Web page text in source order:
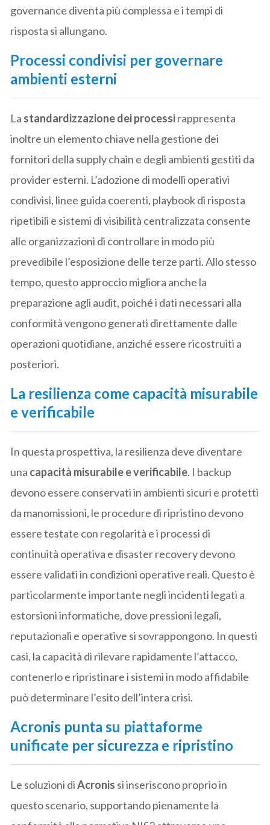
governance diventa più complessa e i tempi di
risposta si allungano.
Processi condivisi per governare
ambienti esterni
La standardizzazione dei processirappresenta
inoltre un elemento chiave nella gestione dei
fornitori della supply chain e degli ambienti gestiti da
provider esterni. L’adozione di modelli operativi
condivisi, linee guida coerenti, playbook di risposta
ripetibili e sistemi di visibilità centralizzata consente
alle organizzazioni di controllare in modo più
prevedibile l’esposizione delle terze parti. Allo stesso
tempo, questo approccio migliora anche la
preparazione agli audit, poiché i dati necessari alla
conformità vengono generati direttamente dalle
operazioni quotidiane, anziché essere ricostruiti a
posteriori.
La resilienza come capacità misurabile
e verificabile
In questa prospettiva, la resilienza deve diventare
una capacità misurabile e verificabile. I backup
devono essere conservati in ambienti sicuri e protetti
da manomissioni, le procedure di ripristino devono
essere testate con regolarità e i processi di
continuità operativa e disaster recovery devono
essere validati in condizioni operative reali. Questo è
particolarmente importante negli incidenti legati a
estorsioni informatiche, dove pressioni legali,
reputazionali e operative si sovrappongono. In questi
casi, la capacità di rilevare rapidamente l’attacco,
contenerlo e ripristinare i sistemi in modo affidabile
può determinare l’esito dell’intera crisi.
Acronis punta su piattaforme
unificate per sicurezza e ripristino
Le soluzioni diAcronis si inseriscono proprio in
questo scenario, supportando pienamente la